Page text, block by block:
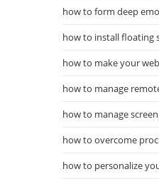
how to form deep
how to install floating
how to make your
how to manage
how to manage
how to overcome
how to personalize